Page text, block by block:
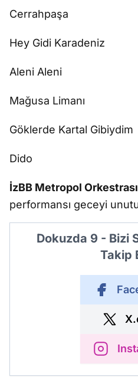
Cerrahpaşa
Hey Gidi Karadeniz
Aleni Aleni
Mağusa Limanı
Göklerde Kartal Gibiydim
Dido
İzBB Metropol Orkestrası
performansı geceyi
Dokuzda 9 - Bizi
Takip